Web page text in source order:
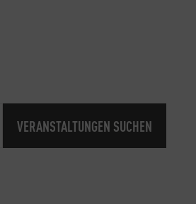
VERANSTALTUNGEN SUCHEN